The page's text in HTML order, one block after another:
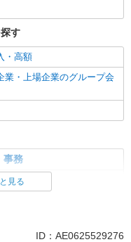
クや部品発注などの事務
規定あり
区／最寄駅：名鉄名古屋
す
・高額
業・上場企業のグループ会
事務
見る
ID：AE0625529276